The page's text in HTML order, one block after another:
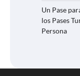
Un Pase
los Pases
Persona